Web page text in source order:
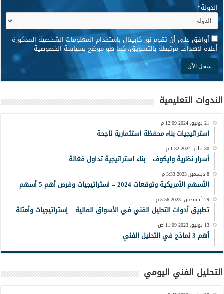
الدولة*
* أوافق على أن تقوم نور كابيتال باستخدام المعلومات الشخصية المذكورة
أعلاه لأهداف مرتبطة بالتسويق، كما هو موضح بسياسة الخصوصية
الندوات التعليمية
21 يونيو, 2024 12:09 م
استراتيجيات بناء محفظة استثمارية ناجحة
30 يناير, 2024 1:32 م
أسرار نظرية وايكوف – بناء استراتيجية تداول فعّالة
8 ديسمبر, 2023 3:33 م
الأسهم الأمريكية وتوقعات 2024 – استراتيجيات وفرص أهم 5 أسهم
29 أغسطس, 2023 5:56 م
تطبيق أدوات التحليل الفني في الأسواق المالية – إستراتيجيات وأمثلة
13 يوليو, 2023 11:09 ص
أهم 3 نماذج في التحليل الفني
التحليل الفني اليومي